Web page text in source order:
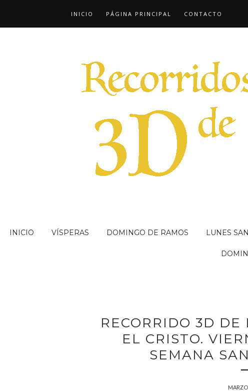
INICIO PÁGINA PRINCIPAL CONTACTO
INICIO VÍSPERAS DOMINGO DE RAMOS LUNES
RECORRIDO 3D
EL CRISTO.
SEMANA